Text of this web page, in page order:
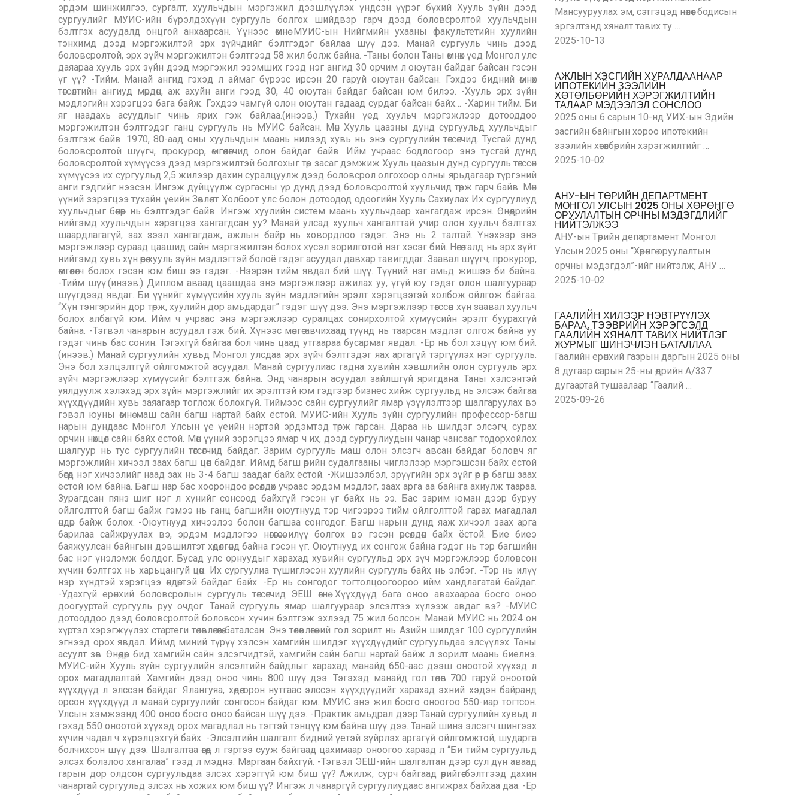
Мансууруулах эм, сэтгэцэд нөлөөт бодисын
эргэлтэнд хяналт тавих ту …
2025-10-13
АЖЛЫН ХЭСГИЙН ХУРАЛДААНААР
ИПОТЕКИЙН ЗЭЭЛИЙН
ХӨТӨЛБӨРИЙН ХЭРЭГЖИЛТИЙН
ТАЛААР МЭДЭЭЛЭЛ СОНСЛОО
2025 оны 6 сарын 10-нд УИХ-ын Эдийн
засгийн байнгын хороо ипотекийн
зээлийн хөтөлбөрийн хэрэгжилтийг …
2025-10-02
АНУ-ЫН ТӨРИЙН ДЕПАРТМЕНТ
МОНГОЛ УЛСЫН 2025 ОНЫ ХӨРӨНГӨ
ОРУУЛАЛТЫН ОРЧНЫ МЭДЭГДЛИЙГ
НИЙТЭЛЖЭЭ
АНУ-ын Төрийн департамент Монгол
Улсын 2025 оны “Хөрөнгө оруулалтын
орчны мэдэгдэл”-ийг нийтэлж, АНУ …
2025-10-02
ГААЛИЙН ХИЛЭЭР НЭВТРҮҮЛЭХ
БАРАА, ТЭЭВРИЙН ХЭРЭГСЭЛД
ГААЛИЙН ХЯНАЛТ ТАВИХ НИЙТЛЭГ
ЖУРМЫГ ШИНЭЧЛЭН БАТАЛЛАА
Гаалийн ерөнхий газрын даргын 2025 оны
8 дугаар сарын 25-ны өдрийн А/337
дугаартай тушаалаар “Гаалий …
2025-09-26